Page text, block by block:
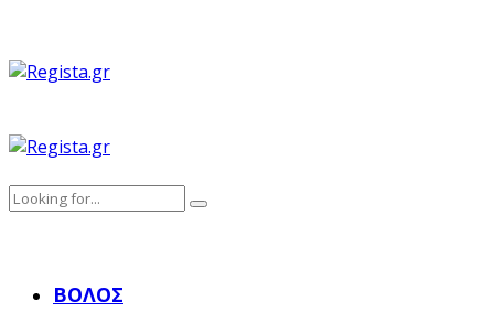
ΒΌΛΟΣ